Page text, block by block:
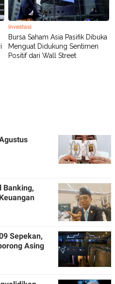
Investasi
Bursa Saham Asia Pasifik Dibuka
Menguat Didukung Sentimen
Positif dari Wall Street
Banking,
Sepekan,
Asing